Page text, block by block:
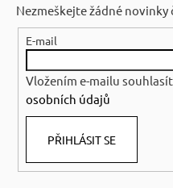
Nezmeškejte žádné novinky
E-mail
Vložením e-mailu
osobních údajů
PŘIHLÁSIT SE